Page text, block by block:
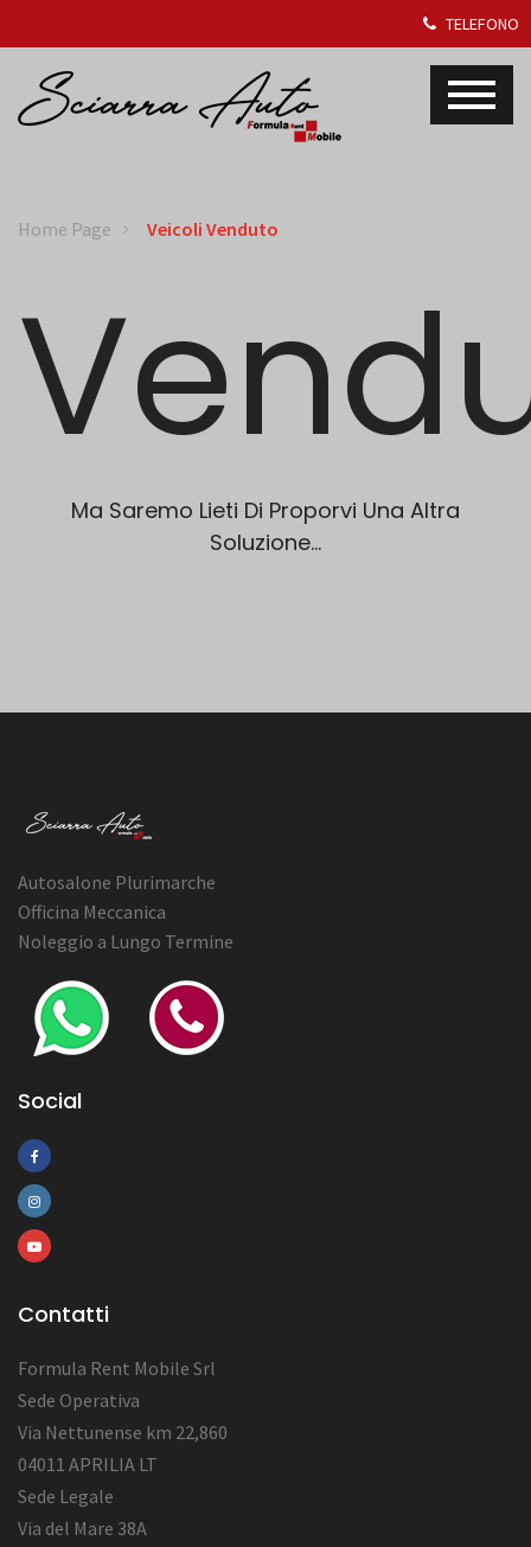
TELEFONO
Home Page Veicoli Venduto
Ma Saremo Lieti Di Proporvi Una Altra
Soluzione...
Autosalone Plurimarche
Officina Meccanica
Noleggio a Lungo Termine
Social
Contatti
Formula Rent Mobile Srl
Sede Operativa
Via Nettunense km 22,860
04011 APRILIA LT
Sede Legale
Via del Mare 38A